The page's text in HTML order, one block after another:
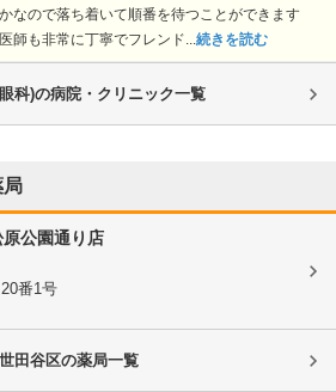
なので落ち着いて順番を待つことができます
師も非常に丁寧でフレンド...続きを読む
科)の病院・クリニック一覧
公園通り店
番1号
世田谷区の薬局一覧